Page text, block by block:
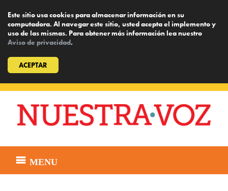
Este sitio usa cookies para almacenar información en su
computadora. Al navegar este sitio, usted acepta el implemento y
uso de las mismas. Para obtener más información lea nuestro
Aviso de privacidad.
ACEPTAR
content
MENU